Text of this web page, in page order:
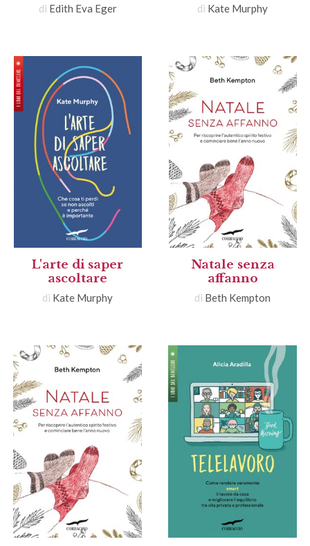
di Edith Eva Eger di Kate Murphy
L'arte di saper
ascoltare
di Kate Murphy
Natale senza
affanno
di Beth Kempton